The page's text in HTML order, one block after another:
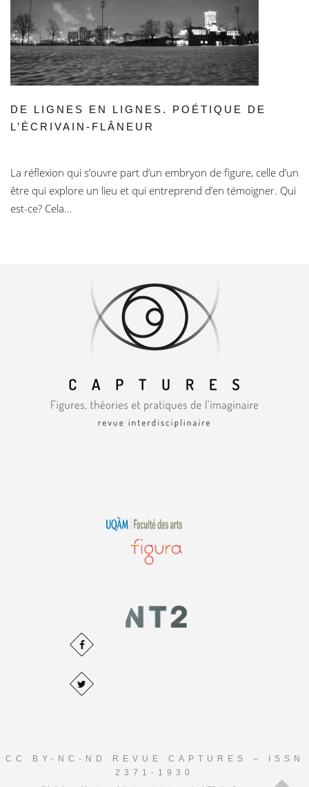
DE LIGNES EN LIGNES. POÉTIQUE DE
L’ÉCRIVAIN-FLÂNEUR
La réflexion qui s’ouvre part d’un embryon de figure, celle d’un
être qui explore un lieu et qui entreprend d’en témoigner. Qui
est-ce? Cela...
CC BY-NC-ND REVUE CAPTURES – ISSN
2371-1930